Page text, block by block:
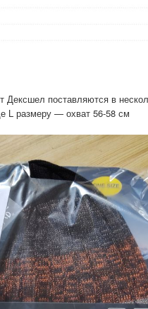
Дексшел поставляются в
L размеру — охват 56-58 см